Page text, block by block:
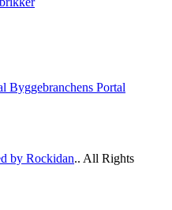
Byggebranchens Portal
by Rockidan.. All Rights